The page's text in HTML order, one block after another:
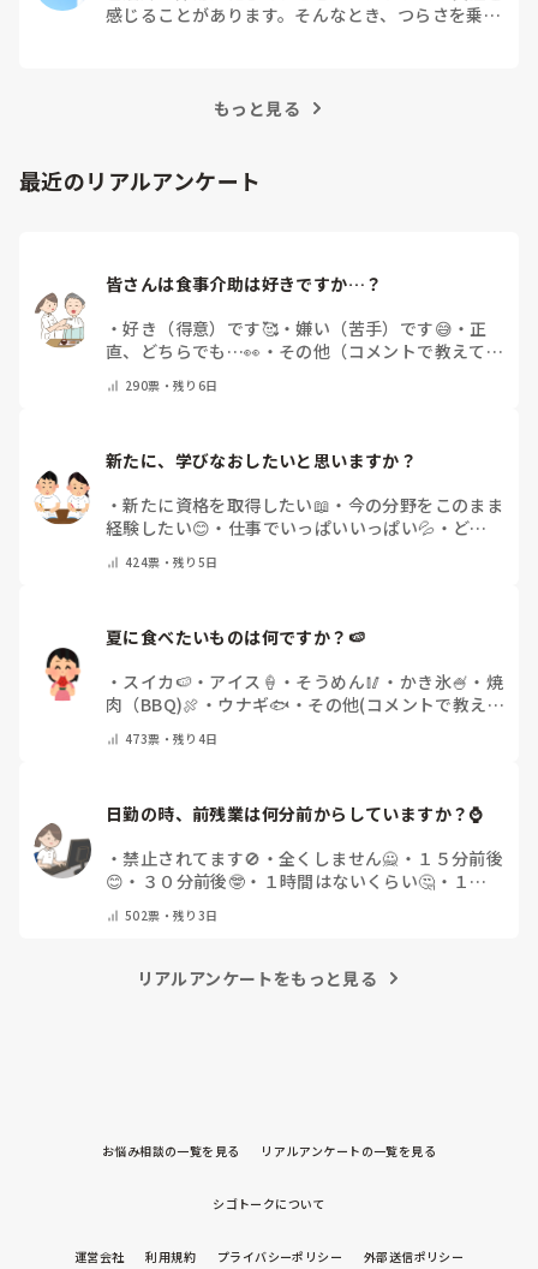
感じることがあります。そんなとき、つらさを乗り
もっと見る
最近のリアルアンケート
皆さんは食事介助は好きですか…？
・好き（得意）です🥰・嫌い（苦手）です😅 ・ 正
直、どちらでも…👀 ・ その他（コメントで教えてく
290票・残り6日
新たに、学びなおしたいと思いますか？
・新たに資格を取得したい📖 ・ 今の分野をこのまま
経験したい😊 ・ 仕事でいっぱいいっぱい💦 ・ どん
教えてください）
424票・残り5日
夏に食べたいものは何ですか？🍉
・ スイカ🍉 ・ アイス🍦 ・ そうめん🥢 ・ かき氷🍧 ・ 焼
肉（BBQ)🍖 ・ ウナギ🐟 ・ その他(コメントで教え
473票・残り4日
日勤の時、前残業は何分前からしていますか？⌚
・禁止されてます🚫 ・ 全くしません🙅 ・ １５分前後
😊 ・ ３０分前後🤓 ・ １時間はないくらい🤔 ・ １時
502票・残り3日
リアルアンケートをもっと見る
お悩み相談の一覧を見る リアルアンケートの一覧を見る
シゴトークについて
運営会社 利用規約 プライバシーポリシー 外部送信ポリシー